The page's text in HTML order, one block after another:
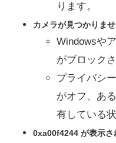
ります。
カメラが見つかりま
Windowsや
がブロック
プライバシ
がオフ、あ
有している
0xa00f4244 が表示さ